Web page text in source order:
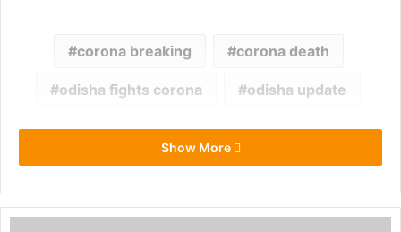
corona breaking corona death
odisha fights corona odisha update
Show More